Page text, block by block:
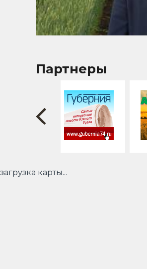
Партнеры
загрузка карты...